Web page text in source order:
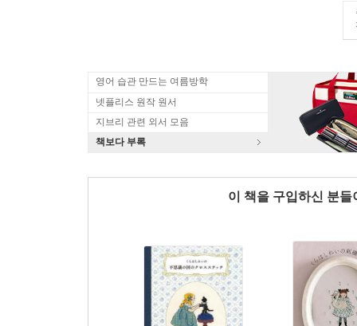
영어 습관 만드는 여름방학
넷플리스 원작 원서
지브리 관련 외서 모음
책보다 부록
이 책을 구입하신 분